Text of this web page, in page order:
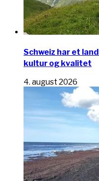
Schweiz har et
kultur og kvalitet
4. august 2026